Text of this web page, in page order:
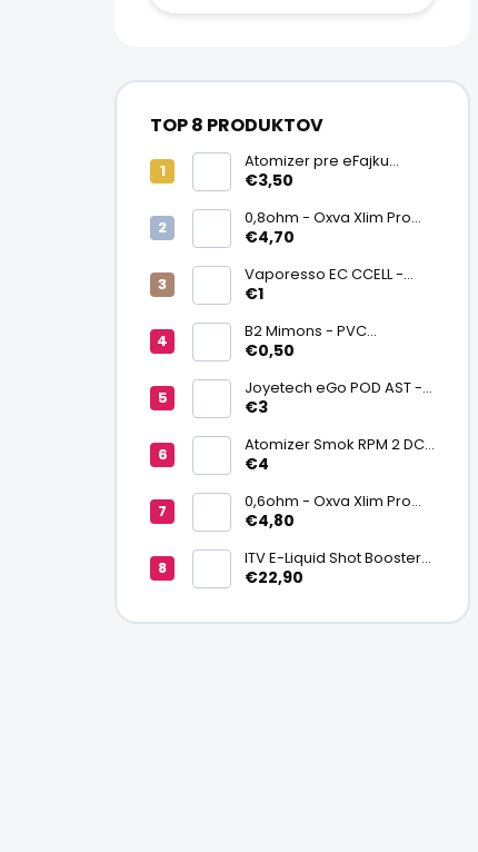
TOP 8 PRODUKTOV
Atomizer pre eFajku
Kamry K1000 Plus
€3,50
0,8ohm - Oxva Xlim Pro
cartridge V3 Top Fill 2ml
€4,70
Vaporesso EC CCELL -
Keramický atomizér
€1
B2 Mimons - PVC
zmršťovacia fólia na
€0,50
Joyetech eGo POD AST -
náhradná pod cartridge
€3
Atomizer Smok RPM 2 DC
0,6ohm MTL
€4
0,6ohm - Oxva Xlim Pro
cartridge V3 Top Fill 2ml
€4,80
ITV E-Liquid Shot Booster
NICSALT 50PG/50VG 20
€22,90